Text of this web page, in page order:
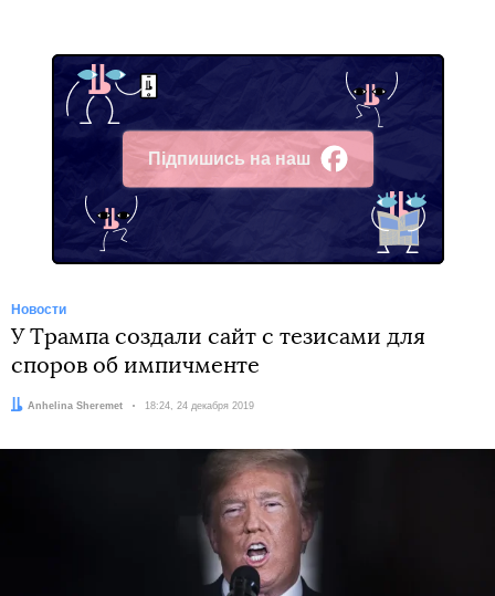
Підпишись на наш
Facebook
Новости
У Трампа создали сайт с тезисами для
споров об импичменте
Автор:
Anhelina Sheremet Дата:
18:24, 24 декабря 2019